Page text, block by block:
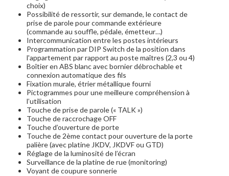
choix)
Possibilité de ressortir, sur demande, le contact de
prise de parole pour commande extérieure
(commande au souffle, pédale, émetteur…)
Intercommunication entre les postes intérieurs
Programmation par DIP Switch de la position dans
l'appartement par rapport au poste maîtres (2,3 ou 4)
Boîtier en ABS blanc avec bornier débrochable et
connexion automatique des fils
Fixation murale, étrier métallique fourni
Pictogrammes pour une meilleure compréhension à
l’utilisation
Touche de prise de parole (« TALK »)
Touche de raccrochage OFF
Touche d’ouverture de porte
Touche de 2ème contact pour ouverture de la porte
palière (avec platine JKDV, JKDVF ou GTD)
Réglage de la luminosité de l’écran
Surveillance de la platine de rue (monitoring)
Voyant de coupure sonnerie